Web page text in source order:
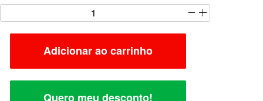
Adicionar ao carrinho
Quero meu desconto!